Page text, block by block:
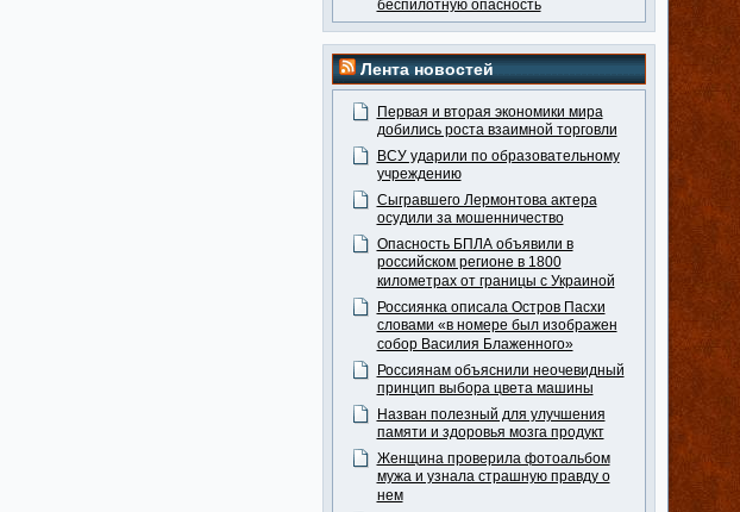
беспилотную опасность
Лента новостей
Первая и вторая экономики мира
добились роста взаимной торговли
ВСУ ударили по образовательному
учреждению
Сыгравшего Лермонтова актера
осудили за мошенничество
Опасность БПЛА объявили в
российском регионе в 1800
километрах от границы с Украиной
Россиянка описала Остров Пасхи
словами «в номере был изображен
собор Василия Блаженного»
Россиянам объяснили неочевидный
принцип выбора цвета машины
Назван полезный для улучшения
памяти и здоровья мозга продукт
Женщина проверила фотоальбом
мужа и узнала страшную правду о
нем